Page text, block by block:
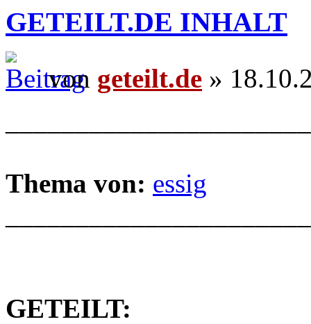
GETEILT.DE INHALT
von geteilt.de »
Thema von: essig
GETEILT: